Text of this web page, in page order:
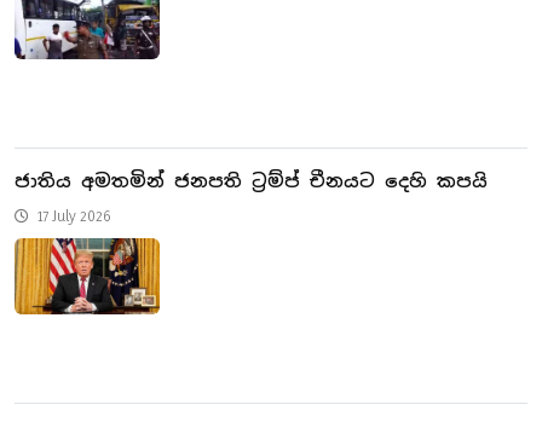
ජාතිය අමතමින් ජනපති ට්‍රම්ප් චීනයට දෙහි කපයි
17 July 2026